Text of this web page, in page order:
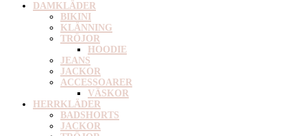
DAMKLÄDER
BIKINI
KLÄNNING
TRÖJOR
HOODIE
JEANS
JACKOR
ACCESSOARER
VÄSKOR
HERRKLÄDER
BADSHORTS
JACKOR